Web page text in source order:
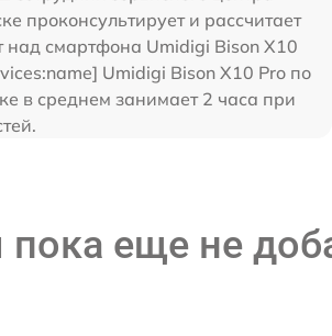
проконсультирует и рассчитает
над смартфона Umidigi Bison X10
Umidigi Bison X10 Pro по
в среднем занимает 2 часа при
еще не